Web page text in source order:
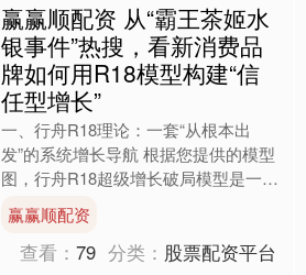
赢赢顺配资 从“霸王茶姬水
银事件”热搜，看新消费品
牌如何用R18模型构建“信
任型增长”
一、行舟R18理论：一套“从根本出
发”的系统增长导航 根据您提供的模型
图，行舟R18超级增长破局模型是一套
军师级的品牌增长系统。R=Root，
从“根本”出发，1....
赢赢顺配资
查看：79 分类： 股票配资平台